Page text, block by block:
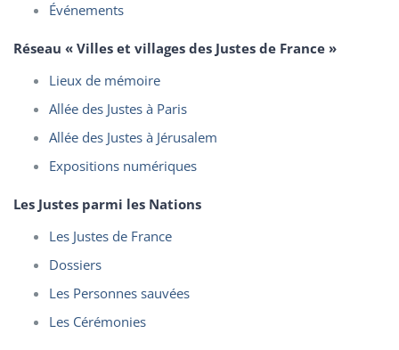
Événements
Réseau « Villes et villages des Justes de France »
Lieux de mémoire
Allée des Justes à Paris
Allée des Justes à Jérusalem
Expositions numériques
Les Justes parmi les Nations
Les Justes de France
Dossiers
Les Personnes sauvées
Les Cérémonies